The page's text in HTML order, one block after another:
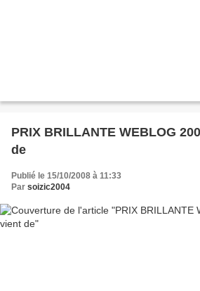
PRIX BRILLANTE WEBLOG
de
Publié le 15/10/2008 à 11:33
Par soizic2004